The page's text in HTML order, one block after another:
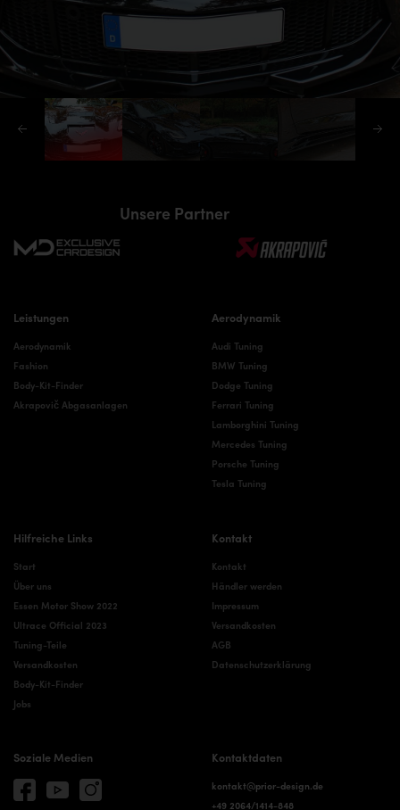
Unsere Partner
Leistungen
Aerodynamik
Fashion
Body-Kit-Finder
Akrapovič Abgasanlagen
Aerodynamik
Audi Tuning
BMW Tuning
Dodge Tuning
Ferrari Tuning
Lamborghini Tuning
Mercedes Tuning
Porsche Tuning
Tesla Tuning
Hilfreiche Links
Start
Über uns
Essen Motor Show 2022
Ultrace Official 2023
Tuning-Teile
Versandkosten
Body-Kit-Finder
Jobs
Kontakt
Kontakt
Händler werden
Impressum
Versandkosten
AGB
Datenschutzerklärung
Soziale Medien Kontaktdaten
kontakt@prior-design.de
+49 2064/1414-848